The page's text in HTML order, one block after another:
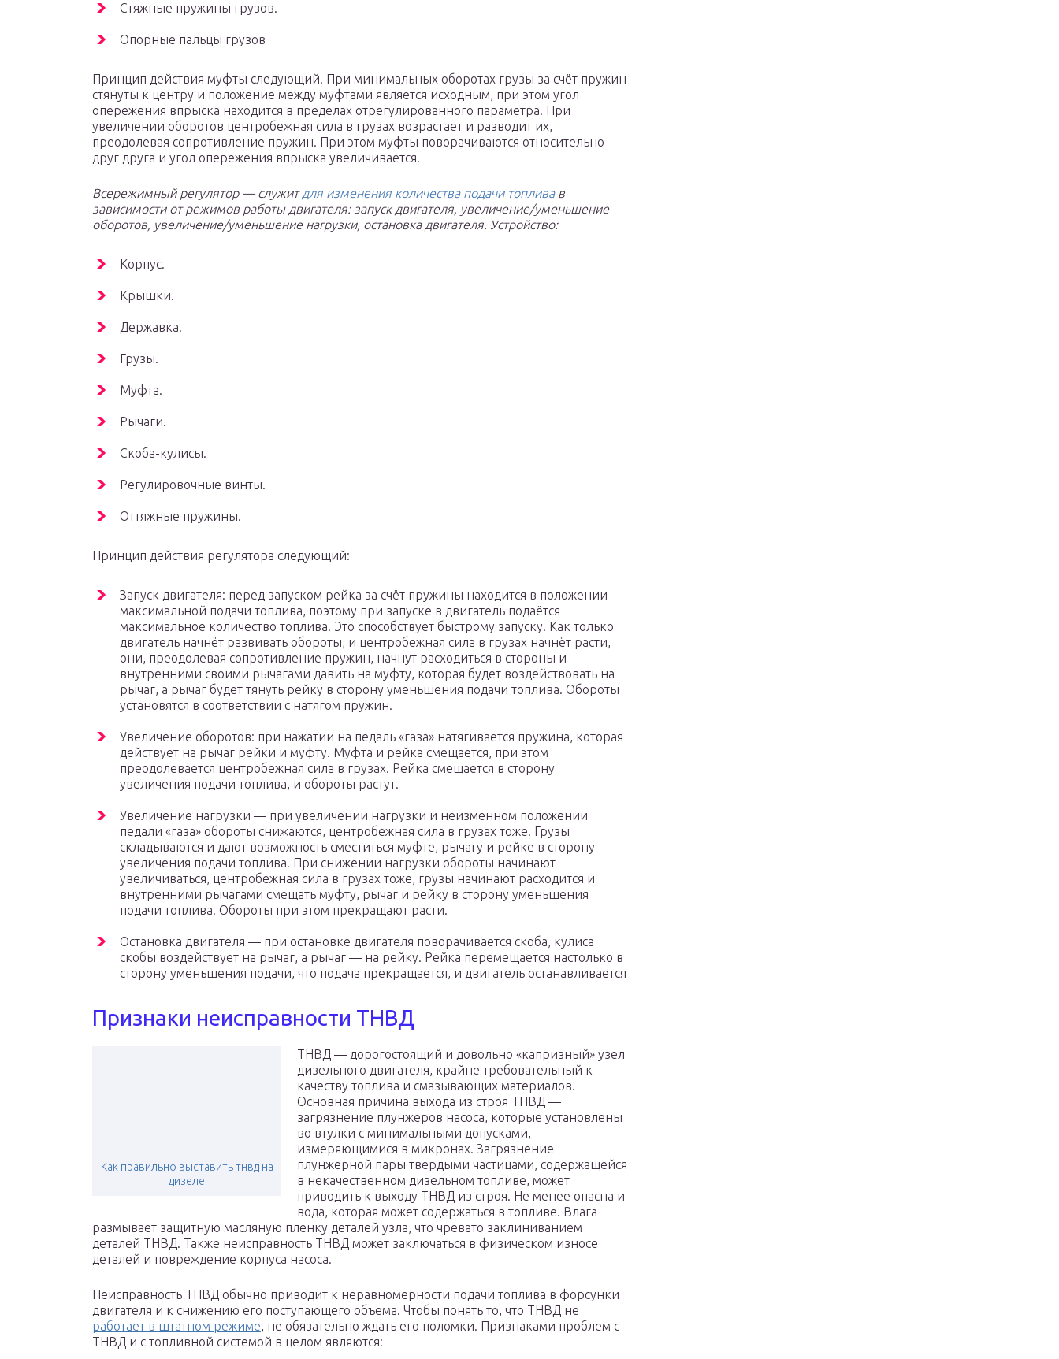
Стяжные пружины грузов.
Опорные пальцы грузов
Принцип действия муфты следующий. При минимальных оборотах грузы за счёт пружин
стянуты к центру и положение между муфтами является исходным, при этом угол
опережения впрыска находится в пределах отрегулированного параметра. При
увеличении оборотов центробежная сила в грузах возрастает и разводит их,
преодолевая сопротивление пружин. При этом муфты поворачиваются относительно
друг друга и угол опережения впрыска увеличивается.
Всережимный регулятор — служитдля изменения количества подачи топливав
зависимости от режимов работы двигателя: запуск двигателя, увеличение/уменьшение
оборотов, увеличение/уменьшение нагрузки, остановка двигателя. Устройство:
Корпус.
Крышки.
Державка.
Грузы.
Муфта.
Рычаги.
Скоба-кулисы.
Регулировочные винты.
Оттяжные пружины.
Принцип действия регулятора следующий:
Запуск двигателя: перед запуском рейка за счёт пружины находится в положении
максимальной подачи топлива, поэтому при запуске в двигатель подаётся
максимальное количество топлива. Это способствует быстрому запуску. Как только
двигатель начнёт развивать обороты, и центробежная сила в грузах начнёт расти,
они, преодолевая сопротивление пружин, начнут расходиться в стороны и
внутренними своими рычагами давить на муфту, которая будет воздействовать на
рычаг, а рычаг будет тянуть рейку в сторону уменьшения подачи топлива. Обороты
установятся в соответствии с натягом пружин.
Увеличение оборотов: при нажатии на педаль «газа» натягивается пружина, которая
действует на рычаг рейки и муфту. Муфта и рейка смещается, при этом
преодолевается центробежная сила в грузах. Рейка смещается в сторону
увеличения подачи топлива, и обороты растут.
Увеличение нагрузки — при увеличении нагрузки и неизменном положении
педали «газа» обороты снижаются, центробежная сила в грузах тоже. Грузы
складываются и дают возможность сместиться муфте, рычагу и рейке в сторону
увеличения подачи топлива. При снижении нагрузки обороты начинают
увеличиваться, центробежная сила в грузах тоже, грузы начинают расходится и
внутренними рычагами смещать муфту, рычаг и рейку в сторону уменьшения
подачи топлива. Обороты при этом прекращают расти.
Остановка двигателя — при остановке двигателя поворачивается скоба, кулиса
скобы воздействует на рычаг, а рычаг — на рейку. Рейка перемещается настолько в
сторону уменьшения подачи, что подача прекращается, и двигатель останавливается
Признаки неисправности ТНВД
Как правильно выставить тнвд на
дизеле
ТНВД — дорогостоящий и довольно «капризный» узел
дизельного двигателя, крайне требовательный к
качеству топлива и смазывающих материалов.
Основная причина выхода из строя ТНВД —
загрязнение плунжеров насоса, которые установлены
во втулки с минимальными допусками,
измеряющимися в микронах. Загрязнение
плунжерной пары твердыми частицами, содержащейся
в некачественном дизельном топливе, может
приводить к выходу ТНВД из строя. Не менее опасна и
вода, которая может содержаться в топливе. Влага
размывает защитную масляную пленку деталей узла, что чревато заклиниванием
деталей ТНВД. Также неисправность ТНВД может заключаться в физическом износе
деталей и повреждение корпуса насоса.
Неисправность ТНВД обычно приводит к неравномерности подачи топлива в форсунки
двигателя и к снижению его поступающего объема. Чтобы понять то, что ТНВД не
работает в штатном режиме, не обязательно ждать его поломки. Признаками проблем с
ТНВД и с топливной системой в целом являются: